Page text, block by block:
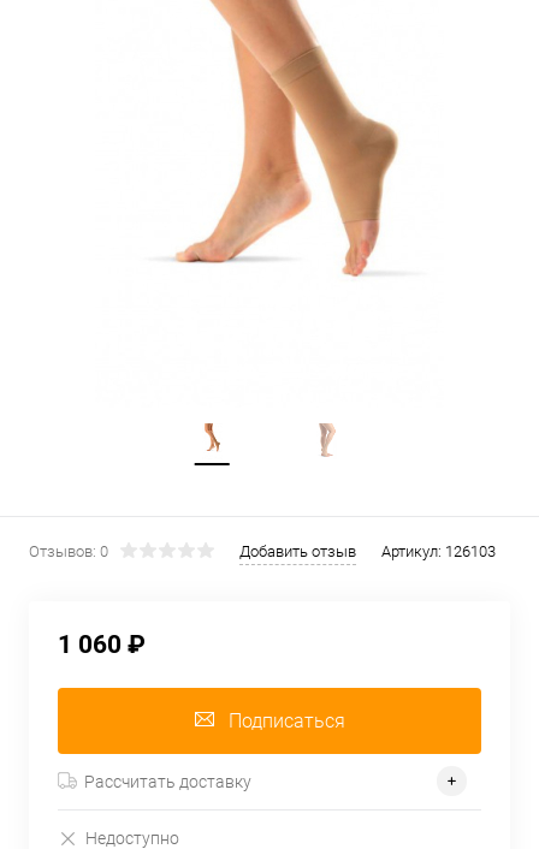
Отзывов: 0 Добавить отзыв Артикул: 126103
1 060 ₽
Подписаться
Рассчитать доставку
Недоступно